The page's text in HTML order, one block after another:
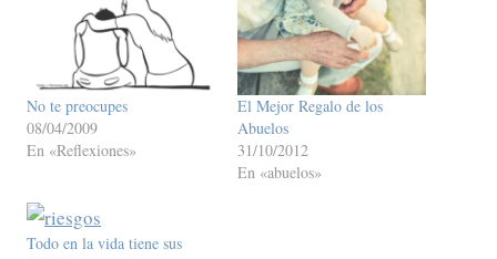
No te preocupes
08/04/2009
En «Reflexiones»
El Mejor Regalo de los
Abuelos
31/10/2012
En «abuelos»
Todo en la vida tiene sus